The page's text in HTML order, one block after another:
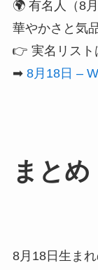
🌍 有名人（8
華やかさと気
👉 実名リスト
➡ 8月18日 –
まとめ
8月18日生ま